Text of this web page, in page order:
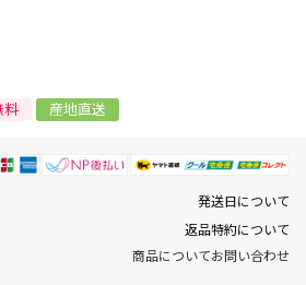
料 産地直送
発送日について
返品特約について
商品についてお問い合わせ